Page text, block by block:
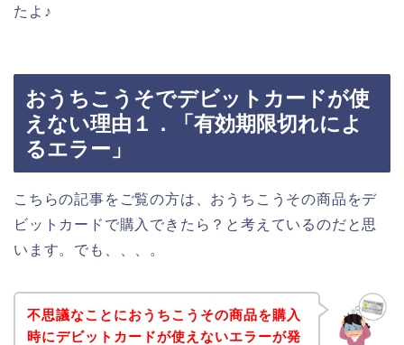
たよ♪
おうちこうそでデビットカードが使
えない理由１．「有効期限切れによ
るエラー」
こちらの記事をご覧の方は、おうちこうその商品をデ
ビットカードで購入できたら？と考えているのだと思
います。でも、、、。
不思議なことにおうちこうその商品を購入
時にデビットカードが使えないエラーが発